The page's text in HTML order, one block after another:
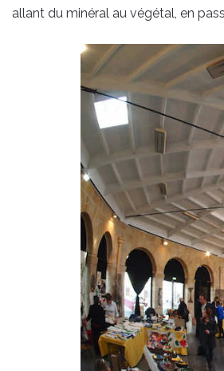
allant du minéral au végétal, en